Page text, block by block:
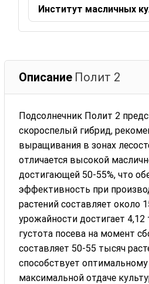
Институт масличных
Описание Полит 2
Подсолнечник Полит 2
скороспелый гибрид,
выращивания в зонах
отличается высокой
достигающей 50-55%, что
эффективность при
растений составляет около
урожайности достигает
густота посева на момент
составляет 50-55 тысяч
способствует
максимальной отдаче